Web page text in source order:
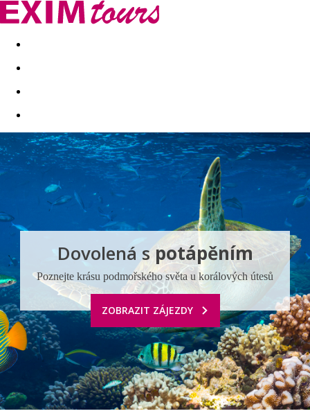
Akční nabídky Last minute
Dovolená spotápěním
Poznejte krásu podmořského světa u korálových útesů
ZOBRAZIT ZÁJEZDY